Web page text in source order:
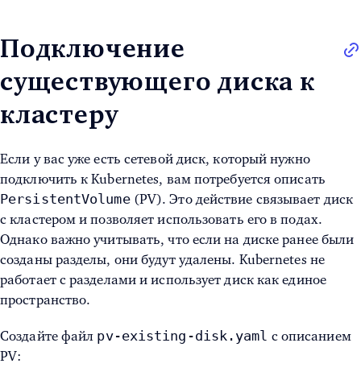
Подключение
существующего диска к
кластеру
Если у вас уже есть сетевой диск, который нужно
подключить к Kubernetes, вам потребуется описать
PersistentVolume(PV). Это действие связывает диск
с кластером и позволяет использовать его в подах.
Однако важно учитывать, что если на диске ранее были
созданы разделы, они будут удалены. Kubernetes не
работает с разделами и использует диск как единое
пространство.
Создайте файл pv-existing-disk.yaml с описанием
PV: